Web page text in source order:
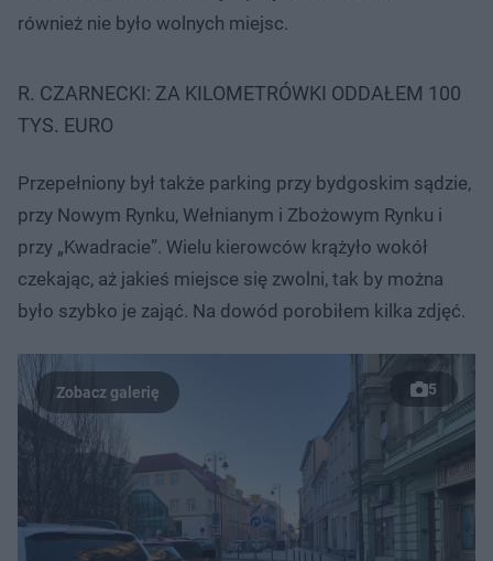
również nie było wolnych miejsc.
R. CZARNECKI: ZA KILOMETRÓWKI ODDAŁEM 100
TYS. EURO
Przepełniony był także parking przy bydgoskim sądzie,
przy Nowym Rynku, Wełnianym i Zbożowym Rynku i
przy „Kwadracie”. Wielu kierowców krążyło wokół
czekając, aż jakieś miejsce się zwolni, tak by można
było szybko je zająć. Na dowód porobiłem kilka zdjęć.
5